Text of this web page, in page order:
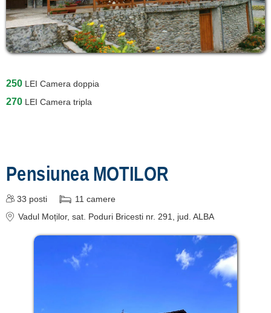
250 LEI Camera doppia
270 LEI Camera tripla
Pensiunea MOTILOR
33 posti 11 camere
Vadul Moților, sat. Poduri Bricesti nr. 291, jud. ALBA
[1 offers a 39.5 km]
Remeți
Înscrie o unitate de
termeni și condiții
contact
login